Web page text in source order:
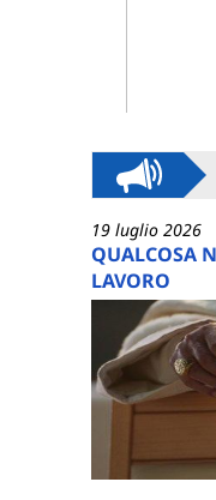
19 luglio 2026
QUALCOSA
LAVORO